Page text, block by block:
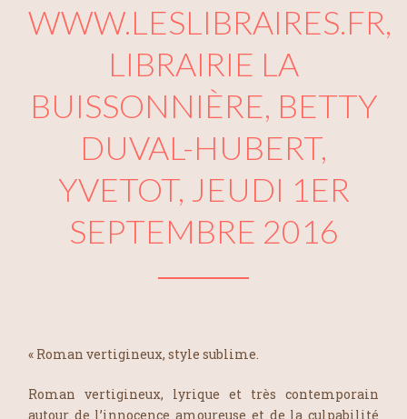
WWW.LESLIBRAIRES.FR,
LIBRAIRIE LA
BUISSONNIÈRE, BETTY
DUVAL-HUBERT,
YVETOT, JEUDI 1ER
SEPTEMBRE 2016
« Roman vertigineux, style sublime.
Roman vertigineux, lyrique et très contemporain
autour de l’innocence amoureuse et de la culpabilité